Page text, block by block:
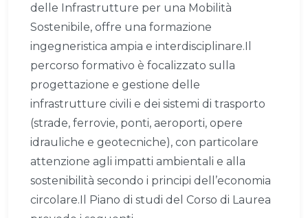
delle Infrastrutture per una Mobilità
Sostenibile, offre una formazione
ingegneristica ampia e interdisciplinare.Il
percorso formativo è focalizzato sulla
progettazione e gestione delle
infrastrutture civili e dei sistemi di trasporto
(strade, ferrovie, ponti, aeroporti, opere
idrauliche e geotecniche), con particolare
attenzione agli impatti ambientali e alla
sostenibilità secondo i principi dell’economia
circolare.Il Piano di studi del Corso di Laurea